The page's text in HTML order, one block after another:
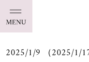
2025/1/9 （2025/1/